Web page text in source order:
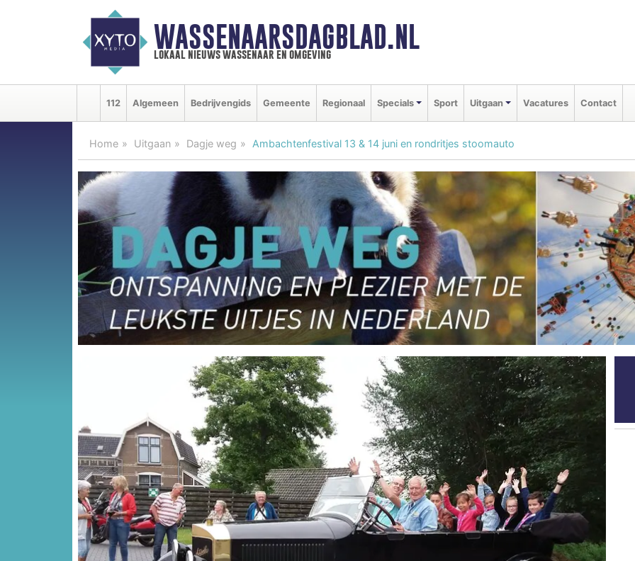
WASSENAARSDAGBLAD.NL
lokaal nieuws wassenaar en omgeving
112 Algemeen Bedrijvengids Gemeente Regionaal Specials Sport Uitgaan Vacatures Contact
Home Uitgaan Dagje weg Ambachtenfestival 13 & 14 juni en rondritjes stoomauto